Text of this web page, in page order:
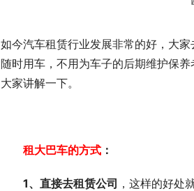
如今汽车租赁行业发展非常的好，大
随时用车，不用为车子的后期维护保
大家讲解一下。
租大巴车的方式 ：
1、直接去租赁公司 ，这样的好处